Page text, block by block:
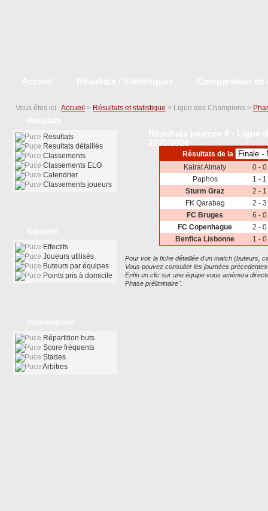
Vous êtes ici : Accueil > Résultats et statistique > Ligue des Champions >
Résultats de la
Kairat Almaty
0 - 0
Paphos
1 - 1
Sturm Graz
2 - 1
FK Qarabag
2 - 3
FC Bruges
6 - 0
FC Copenhague
2 - 0
Benfica Lisbonne
1 - 0
Pour voir la fiche détaillée d'un match (buteurs,
Vous pouvez consulter les journées
Enfin un clic sur une équipe vous amènera
Phase préliminaire".
Resultats
Resultats détaillés
Classements
Classements ELO
Calendrier
Classements joueurs
Effectifs
Joueurs utilisés
Buteurs par équipes
Points pris à domicile
Répartition buts
Score fréquents
Stades
Arbitres